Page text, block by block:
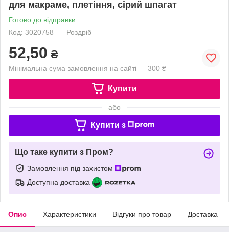
для макраме, плетіння, сірий шпагат
Готово до відправки
Код: 3020758
Роздріб
52,50 ₴
Мінімальна сума замовлення на сайті — 300 ₴
Купити
або
Купити з
Що таке купити з Пром?
Замовлення під захистом
Доступна доставка
Опис Характеристики Відгуки про товар Доставка